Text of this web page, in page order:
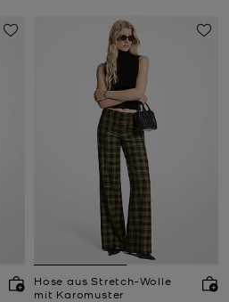
Hose aus Stretch-Wolle
mit Karomuster